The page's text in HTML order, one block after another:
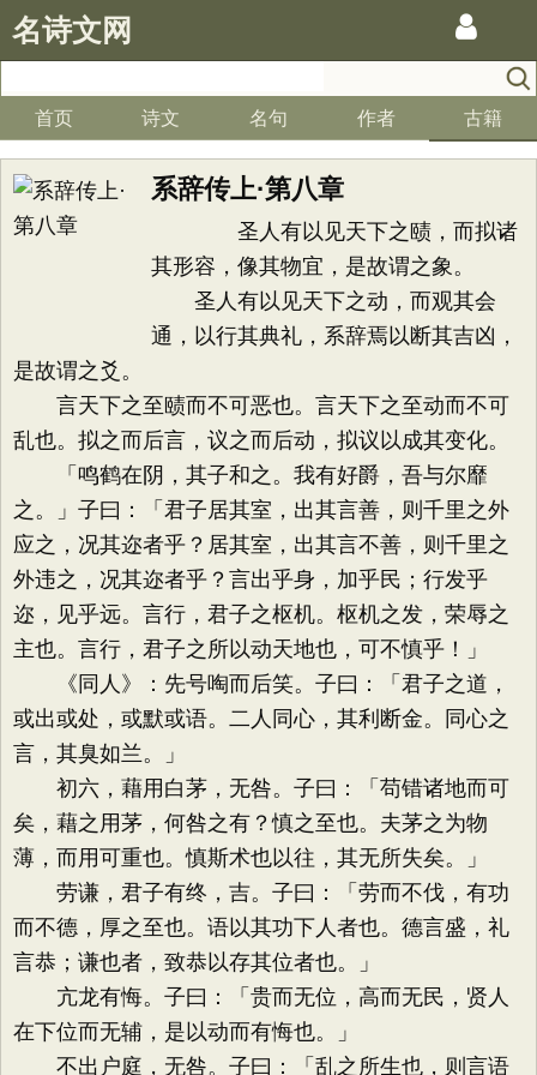
名诗文网
首页 诗文 名句 作者 古籍
系辞传上·第八章
圣人有以见天下之赜，而拟诸
其形容，像其物宜，是故谓之象。
圣人有以见天下之动，而观其会
通，以行其典礼，系辞焉以断其吉凶，
是故谓之爻。
言天下之至赜而不可恶也。言天下之至动而不可
乱也。拟之而后言，议之而后动，拟议以成其变化。
「鸣鹤在阴，其子和之。我有好爵，吾与尔靡
之。」子曰：「君子居其室，出其言善，则千里之外
应之，况其迩者乎？居其室，出其言不善，则千里之
外违之，况其迩者乎？言出乎身，加乎民；行发乎
迩，见乎远。言行，君子之枢机。枢机之发，荣辱之
主也。言行，君子之所以动天地也，可不慎乎！」
《同人》：先号啕而后笑。子曰：「君子之道，
或出或处，或默或语。二人同心，其利断金。同心之
言，其臭如兰。」
初六，藉用白茅，无咎。子曰：「苟错诸地而可
矣，藉之用茅，何咎之有？慎之至也。夫茅之为物
薄，而用可重也。慎斯术也以往，其无所失矣。」
劳谦，君子有终，吉。子曰：「劳而不伐，有功
而不德，厚之至也。语以其功下人者也。德言盛，礼
言恭；谦也者，致恭以存其位者也。」
亢龙有悔。子曰：「贵而无位，高而无民，贤人
在下位而无辅，是以动而有悔也。」
不出户庭，无咎。子曰：「乱之所生也，则言语